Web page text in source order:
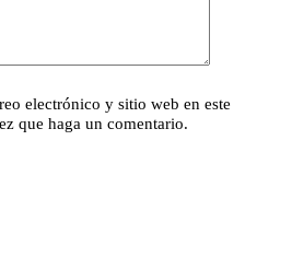
electrónico y sitio web en este
que haga un comentario.